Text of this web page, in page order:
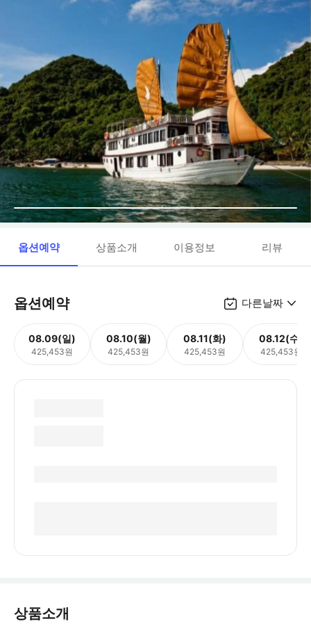
옵션예약 상품소개 이용정보 리뷰
옵션예약 다른날짜
08.09(일)
425,453원
08.10(월)
425,453원
08.11(화)
425,453원
08.12(수)
425,453원
상품소개